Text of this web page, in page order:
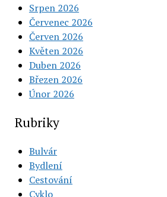
Srpen 2026
Červenec 2026
Červen 2026
Květen 2026
Duben 2026
Březen 2026
Únor 2026
Rubriky
Bulvár
Bydlení
Cestování
Cyklo